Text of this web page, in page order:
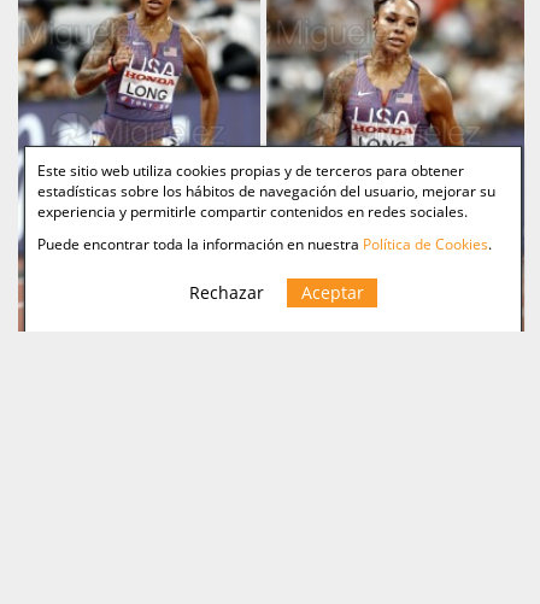
Este sitio web utiliza cookies propias y de terceros para obtener
estadísticas sobre los hábitos de navegación del usuario, mejorar su
experiencia y permitirle compartir contenidos en redes sociales.
Puede encontrar toda la información en nuestra Política de Cookies.
Rechazar Aceptar